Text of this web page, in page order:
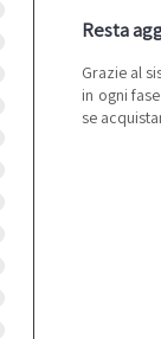
Resta
Grazie al
in ogni
se